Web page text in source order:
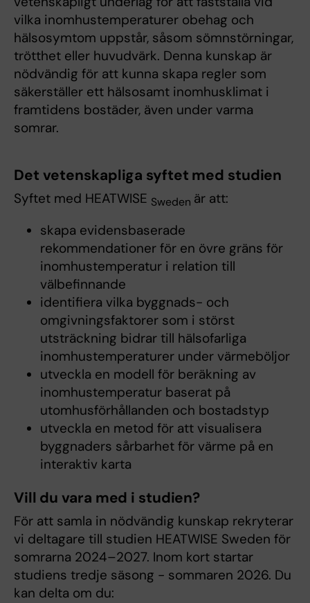
vilka inomhustemperaturer obehag och
hälsosymtom uppstår, såsom sömnstörningar,
trötthet eller huvudvärk. Denna kunskap är
nödvändig för att kunna skapa regler som
säkerställer ett hälsosamt inomhusklimat i
framtidens bostäder, även under varma
somrar.
Det vetenskapliga syftet med studien
Syftet med HEATWISE Sweden är att:
skapa evidensbaserade
rekommendationer för en övre gräns för
inomhustemperatur i relation till
välbefinnande
identifiera vilka byggnads- och
omgivningsfaktorer som i störst
utsträckning bidrar till hälsofarliga
inomhustemperaturer under värmeböljor
utveckla en modell för beräkning av
inomhustemperatur baserat på
utomhusförhållanden och bostadstyp
utveckla en metod för att visualisera
byggnaders sårbarhet för värme på en
interaktiv karta
Vill du vara med i studien?
För att samla in nödvändig kunskap rekryterar
vi deltagare till studien HEATWISE Sweden för
somrarna 2024–2027. Inom kort startar
studiens tredje säsong - sommaren 2026. Du
kan delta om du: